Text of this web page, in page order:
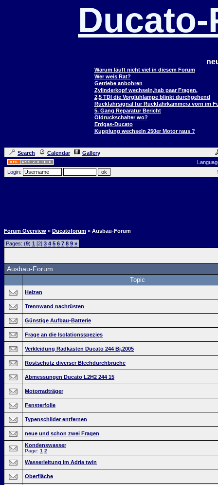
Warum läuft nicht viel in diesem Forum
Wer weis Rat?
Getriebe anbohren
Zylinderkopf wechseln,hab paar Fragen.
2,5 TDI die Vorglühlampe blinkt durchgehend
Rückfahrsignal für Rückfahrkammera vorn im
5. Gang Reparatur Bericht
Öldruckschalter wo?
Erdgas-Ducato
Kupplung wechseln 250er Motor raus ?
Search Calendar
Gallery
Login:
Forum Overview » Ducatoforum » Ausbau-Forum
Pages: (9) 1 [2] 3 4 5 6 7 8 9 »
Ausbau-Forum
Topic
Heizen
Trennwand nachrüsten
Günstige Aufbau-Batterie
Frage an die Isolationsspezies
Verkleidung Radkästen Ducato 244 Bj.2005
Rostschutz diverser Blechdurchbrüche
Abmessungen Ducato L2H2 244 15
Motorradträger
Fensterfolie
Typenschilder entfernen
neue und schon zwei Fragen
Kondenswasser
Page: 1 2
Wasserleitung im Adria twin
Oberfläche